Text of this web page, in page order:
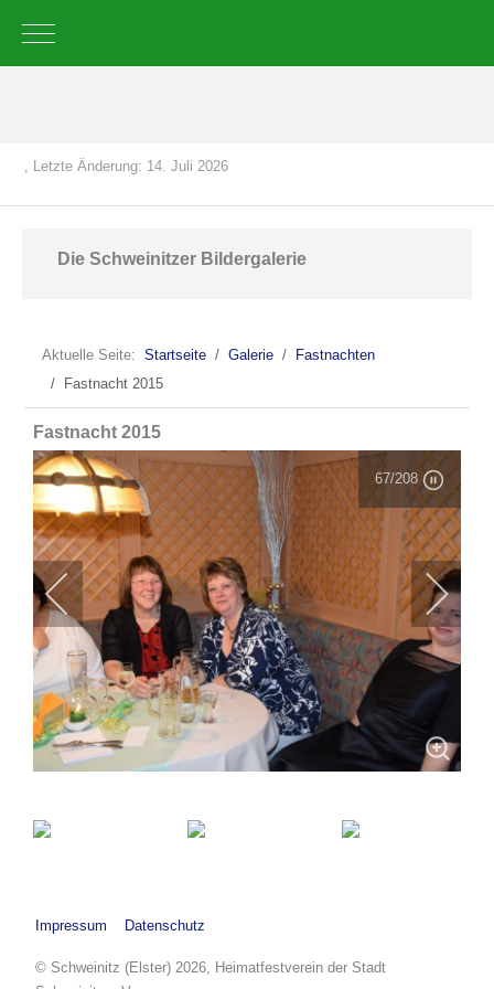
Mobile Menu Toggle
, Letzte Änderung: 14. Juli 2026
Die Schweinitzer Bildergalerie
Aktuelle Seite: Startseite Galerie
Fastnachten
Fastnacht 2015
Fastnacht 2015
67/208
Impressum Datenschutz
© Schweinitz (Elster) 2026, Heimatfestverein der Stadt